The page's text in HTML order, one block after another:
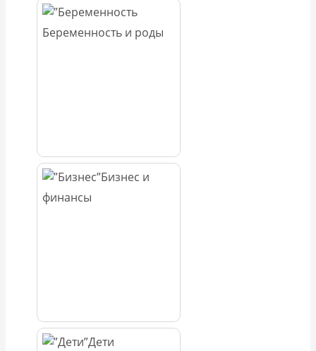
Беременность и роды
Бизнес и
финансы
Дети